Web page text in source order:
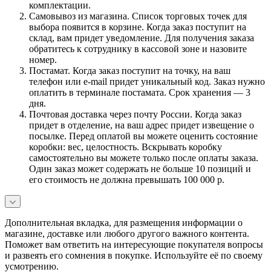
комплектации.
Самовывоз из магазина. Список торговых точек для
выбора появится в корзине. Когда заказ поступит на
склад, вам придет уведомление. Для получения заказа
обратитесь к сотруднику в кассовой зоне и назовите
номер.
Постамат. Когда заказ поступит на точку, на ваш
телефон или e-mail придет уникальный код. Заказ нужно
оплатить в терминале постамата. Срок хранения — 3
дня.
Почтовая доставка через почту России. Когда заказ
придет в отделение, на ваш адрес придет извещение о
посылке. Перед оплатой вы можете оценить состояние
коробки: вес, целостность. Вскрывать коробку
самостоятельно вы можете только после оплаты заказа.
Один заказ может содержать не больше 10 позиций и
его стоимость не должна превышать 100 000 р.
Дополнительная вкладка, для размещения информации о
магазине, доставке или любого другого важного контента.
Поможет вам ответить на интересующие покупателя вопросы
и развеять его сомнения в покупке. Используйте её по своему
усмотрению.